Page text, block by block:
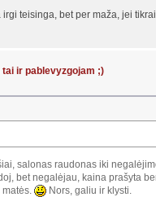
teisinga, bet per maža, jei
ir pablevyzgojam ;)
salonas raudonas iki
bet negalėjau, kaina prašyta
Nors, galiu ir klysti.